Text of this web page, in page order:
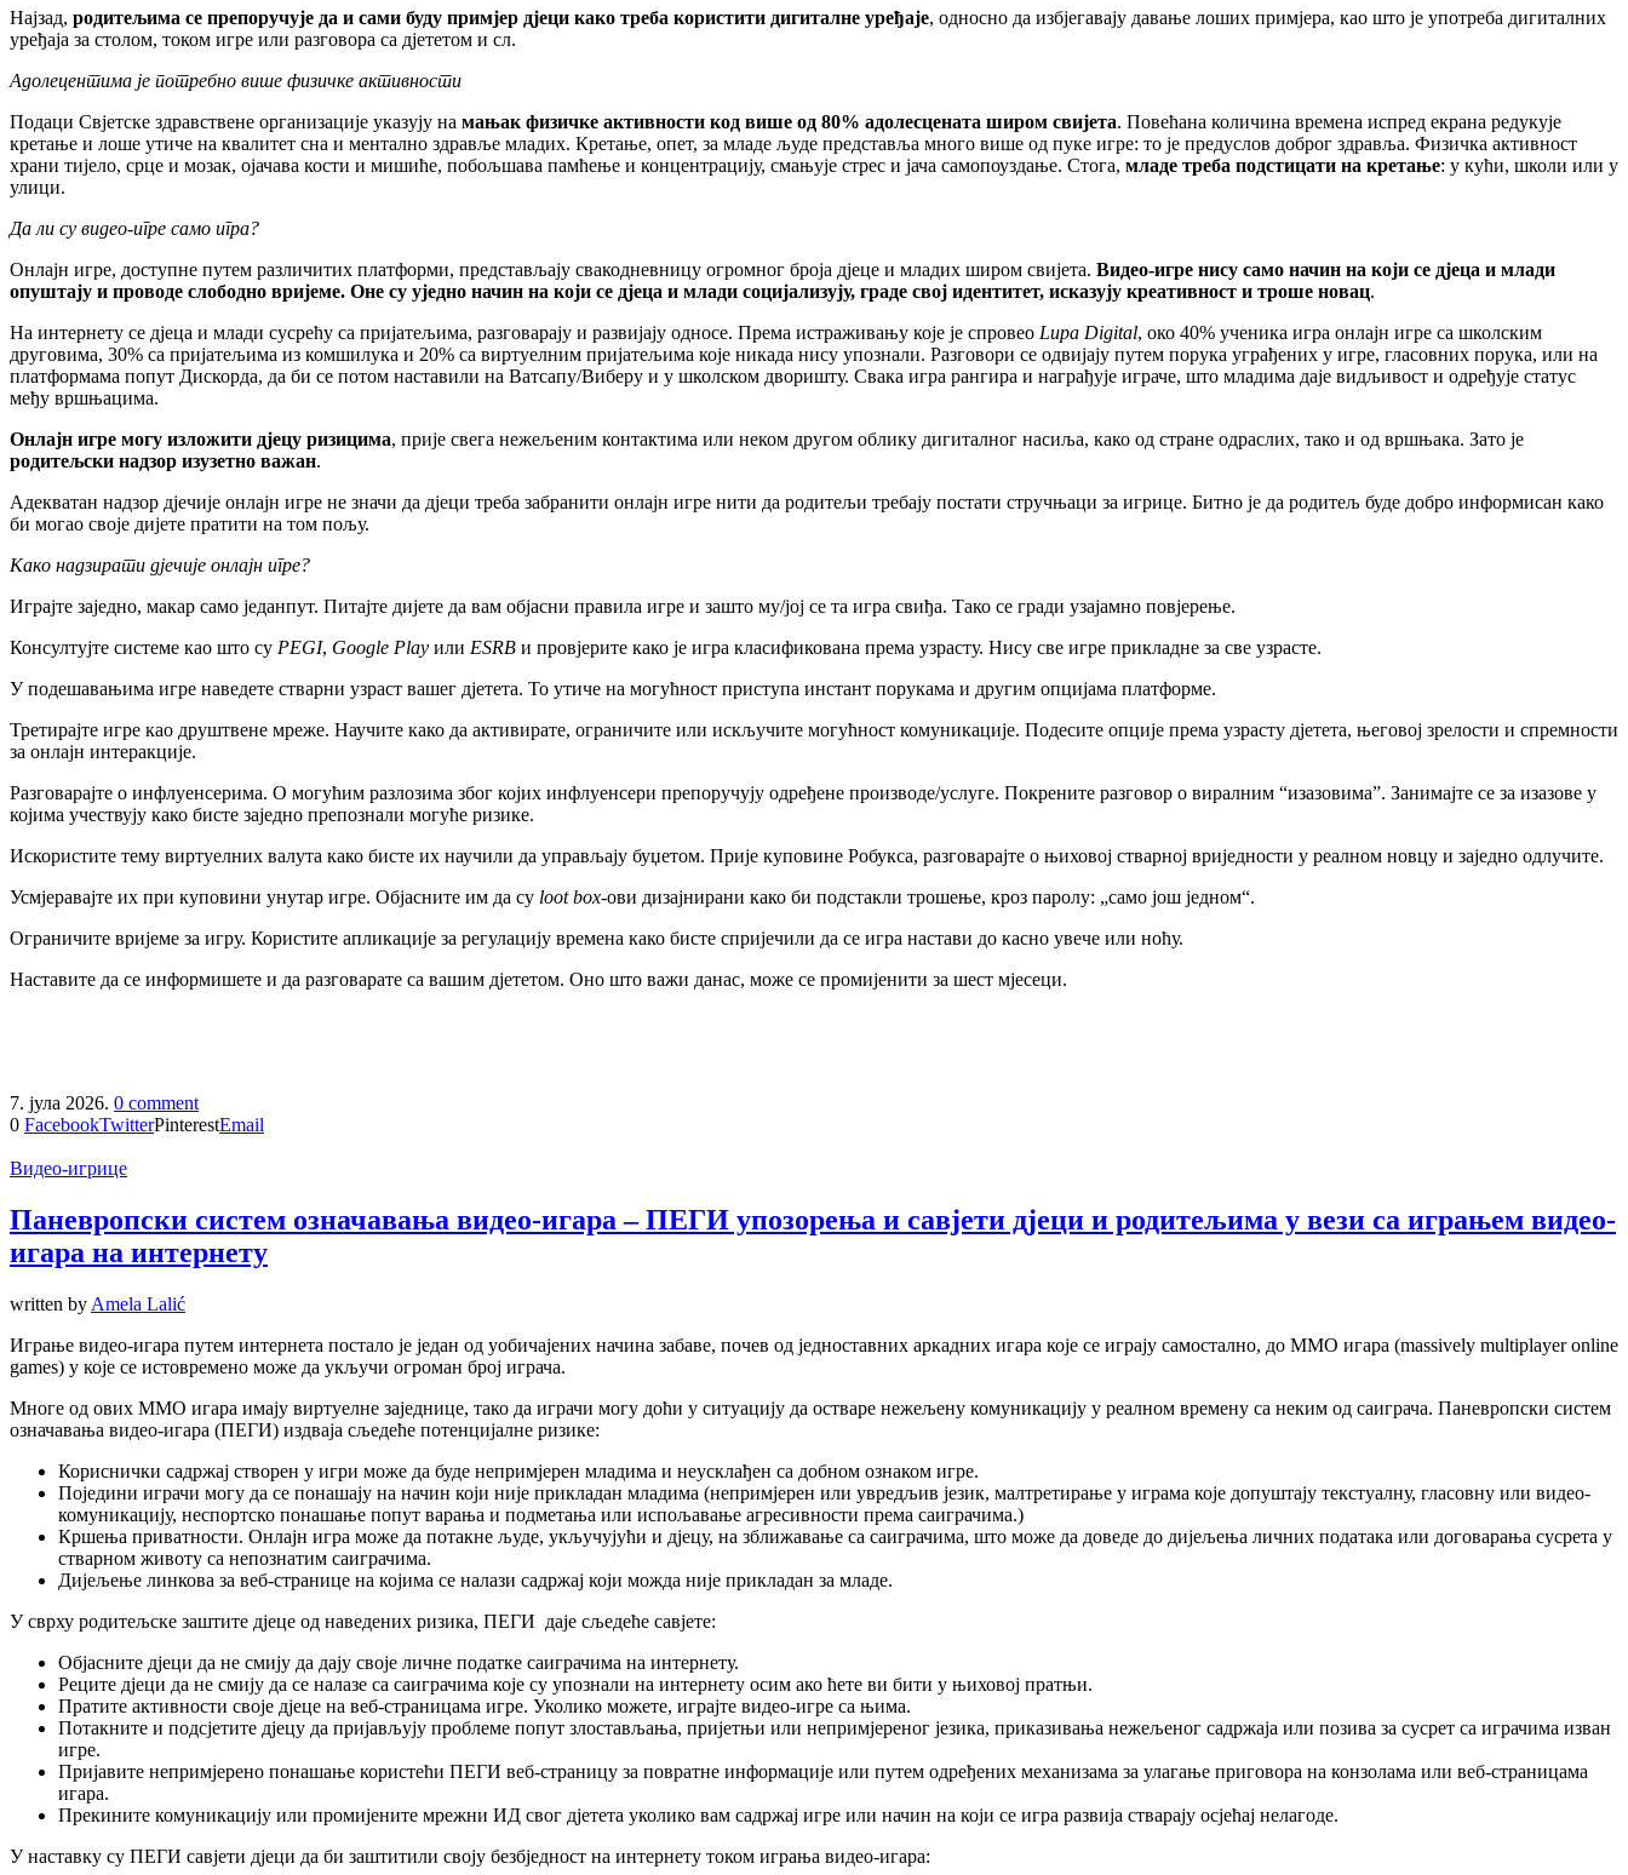
Најзад, родитељима се препоручује да и сами буду примјер дјеци како треба користити дигиталне уређаје, односно да избјегавају давање лоших примјера, као што је употреба дигиталних
уређаја за столом, током игре или разговора са дјететом и сл.
Адолецентима је потребно више физичке активности
Подаци Свјетске здравствене организације указују на мањак физичке активности код више од 80% адолесцената широм свијета. Повећана количина времена испред екрана редукује
кретање и лоше утиче на квалитет сна и ментално здравље младих. Кретање, опет, за младе људе представља много више од пуке игре: то је предуслов доброг здравља. Физичка активност
храни тијело, срце и мозак, ојачава кости и мишиће, побољшава памћење и концентрацију, смањује стрес и јача самопоуздање. Стога, младе треба подстицати на кретање: у кући, школи или у
улици.
Да ли су видео-игре само игра?
Онлајн игре, доступне путем различитих платформи, представљају свакодневницу огромног броја дјеце и младих широм свијета. Видео-игре нису само начин на који се дјеца и млади
опуштају и проводе слободно вријеме. Оне су уједно начин на који се дјеца и млади социјализују, граде свој идентитет, исказују креативност и троше новац.
На интернету се дјеца и млади сусрећу са пријатељима, разговарају и развијају односе. Према истраживању које је спровео Lupa Digital, око 40% ученика игра онлајн игре са школским
друговима, 30% са пријатељима из комшилука и 20% са виртуелним пријатељима које никада нису упознали. Разговори се одвијају путем порука уграђених у игре, гласовних порука, или на
платформама попут Дискорда, да би се потом наставили на Ватсапу/Виберу и у школском дворишту. Свака игра рангира и награђује играче, што младима даје видљивост и одређује статус
међу вршњацима.
Онлајн игре могу изложити дјецу ризицима, прије свега нежељеним контактима или неком другом облику дигиталног насиља, како од стране одраслих, тако и од вршњака. Зато је
родитељски надзор изузетно важан.
Адекватан надзор дјечије онлајн игре не значи да дјеци треба забранити онлајн игре нити да родитељи требају постати стручњаци за игрице. Битно је да родитељ буде добро информисан како
би могао своје дијете пратити на том пољу.
Како надзирати дјечије онлајн игре?
Играјте заједно, макар само једанпут. Питајте дијете да вам објасни правила игре и зашто му/јој се та игра свиђа. Тако се гради узајамно повјерење.
Консултујте системе као што су PEGI, Google Play или ESRB и провјерите како је игра класификована према узрасту. Нису све игре прикладне за све узрасте.
У подешавањима игре наведете стварни узраст вашег дјетета. То утиче на могућност приступа инстант порукама и другим опцијама платформе.
Третирајте игре као друштвене мреже. Научите како да активирате, ограничите или искључите могућност комуникације. Подесите опције према узрасту дјетета, његовој зрелости и спремности
за онлајн интеракције.
Разговарајте о инфлуенсерима. О могућим разлозима због којих инфлуенсери препоручују одређене производе/услуге. Покрените разговор о виралним “изазовима”. Занимајте се за изазове у
којима учествују како бисте заједно препознали могуће ризике.
Искористите тему виртуелних валута како бисте их научили да управљају буџетом. Прије куповине Робукса, разговарајте о њиховој стварној вриједности у реалном новцу и заједно одлучите.
Усмјеравајте их при куповини унутар игре. Објасните им да су loot box-ови дизајнирани како би подстакли трошење, кроз паролу: „само још једном“.
Ограничите вријеме за игру. Користите апликације за регулацију времена како бисте спријечили да се игра настави до касно увече или ноћу.
Наставите да се информишете и да разговарате са вашим дјететом. Оно што важи данас, може се промијенити за шест мјесеци.
7. јула 2026. 0 comment
0 FacebookTwitterPinterestEmail
Видео-игрице
Паневропски систем означавања видео-игара – ПЕГИ упозорења и савјети дјеци и родитељима у вези са играњем видео-
игара на интернету
written by Amela Lalić
Играње видео-игара путем интернета постало је један од уобичајених начина забаве, почев од једноставних аркадних игара које се играју самостално, до ММО игара (massively multiplayer online
games) у које се истовремено може дa укључи огроман број играча.
Многе од ових ММО игара имају виртуелне заједнице, тако да играчи могу доћи у ситуацију да остваре нежељену комуникацију у реалном времену са неким од саиграча. Паневропски систем
означавања видео-игара (ПЕГИ) издваја сљедеће потенцијалне ризике:
Кориснички садржај створен у игри може да буде непримјерен младима и неусклађен са добном ознаком игре.
Поједини играчи могу да се понашају на начин који није прикладан младима (непримјерен или увредљив језик, малтретирање у играма које допуштају текстуалну, гласовну или видео-
комуникацију, неспортско понашање попут варања и подметања или испољавање агресивности према саиграчима.)
Кршења приватности. Онлајн игра може да потакне људе, укључујући и дјецу, на зближавање са саиграчима, што може да доведе до дијељења личних података или договарања сусрета у
стварном животу са непознатим саиграчима.
Дијељење линкова за веб-странице на којима се налази садржај који можда није прикладан за младе.
У сврху родитељске заштите дјеце од наведених ризика, ПЕГИ даје сљедеће савјете:
Објасните дјеци да не смију да дају своје личне податке саиграчима на интернету.
Реците дјеци да не смију да се налазе са саиграчима које су упознали на интернету осим ако ћете ви бити у њиховој пратњи.
Пратите активности своје дјеце на веб-страницама игре. Уколико можете, играјте видео-игре са њима.
Потакните и подсјетите дјецу да пријављују проблеме попут злостављања, пријетњи или непримјереног језика, приказивања нежељеног садржаја или позива за сусрет са играчима изван
игре.
Пријавите непримјерено понашање користећи ПЕГИ веб-страницу за повратне информације или путем одређених механизама за улагање приговора на конзолама или веб-страницама
игара.
Прекините комуникацију или промијените мрежни ИД свог дјетета уколико вам садржај игре или начин на који се игра развија стварају осјећај нелагоде.
У наставку су ПЕГИ савјети дјеци да би заштитили своју безбједност на интернету током играња видео-игара: